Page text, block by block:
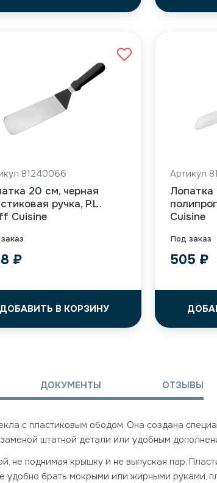
81240066
20 см, черная
ручка, P.L.
Cuisine
₽
ДОБАВИТЬ В КОРЗИНУ
Под заказ
Артикул
Лопатка
Cuisine
505 ₽
ДОКУМЕНТЫ ОТЗЫВЫ
с пластиковым ободом. Она создана
штатной детали или удобным
не поднимая крышку и не выпуская пар.
брать мокрыми или жирными руками,